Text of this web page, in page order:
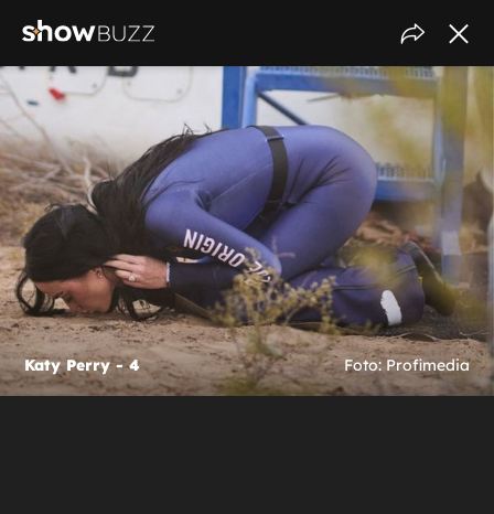
Katy Perry - 4 Foto: Profimedia